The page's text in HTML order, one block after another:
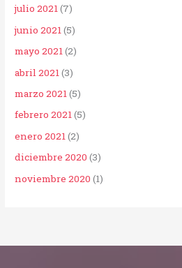
julio 2021(7)
junio 2021(5)
mayo 2021(2)
abril 2021(3)
marzo 2021(5)
febrero 2021(5)
enero 2021(2)
diciembre 2020 (3)
noviembre 2020 (1)